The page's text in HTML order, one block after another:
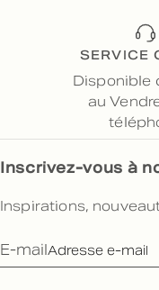
SERVICE
Disponible
au
Inscrivez-vous à
Inspirations,
E-mail